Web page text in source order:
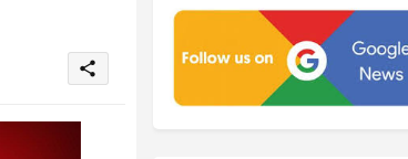
share